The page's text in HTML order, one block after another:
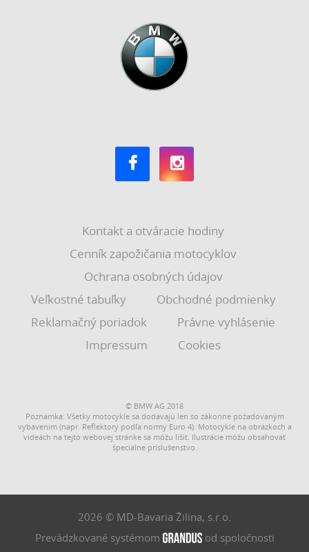
Kontakt a otváracie hodiny
Cenník zapožičania motocyklov
Ochrana osobných údajov
Veľkostné tabuľky
Obchodné podmienky
Reklamačný poriadok
Právne vyhlásenie
Impressum
Cookies
© BMW AG 2018
Poznámka: Všetky motocykle sa dodávajú len so zákonne požadovaným
vybavením (napr. Reflektory podľa normy Euro 4). Motocykle na obrázkoch a
videách na tejto webovej stránke sa môžu líšiť. Ilustrácie môžu obsahovať
špeciálne príslušenstvo.
2026 © MD-Bavaria Žilina, s.r.o.
Prevádzkované systémom
od spoločnosti